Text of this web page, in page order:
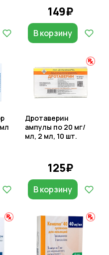
149₽
В корзину
Дротаверин
ампулы по 20 мг/
мл, 2 мл, 10 шт.
125₽
В корзину